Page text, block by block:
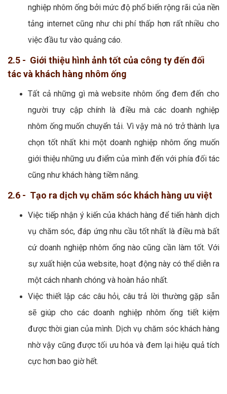
nghiệp nhôm ống bởi mức độ phổ biến rộng rãi của nền
tảng internet cũng như chi phí thấp hơn rất nhiều cho
việc đầu tư vào quảng cáo.
2.5 - Giới thiệu hình ảnh tốt của công ty đến đối
tác và khách hàng nhôm ống
Tất cả những gì mà website nhôm ống đem đến cho
người truy cập chính là điều mà các doanh nghiệp
nhôm ống muốn chuyển tải. Vì vậy mà nó trở thành lựa
chọn tốt nhất khi một doanh nghiệp nhôm ống muốn
giới thiệu những ưu điểm của mình đến với phía đối tác
cũng như khách hàng tiềm năng.
2.6 - Tạo ra dịch vụ chăm sóc khách hàng ưu việt
Việc tiếp nhận ý kiến của khách hàng để tiến hành dịch
vụ chăm sóc, đáp ứng nhu cầu tốt nhất là điều mà bất
cứ doanh nghiệp nhôm ống nào cũng cần làm tốt. Với
sự xuất hiện của website, hoạt động này có thể diễn ra
một cách nhanh chóng và hoàn hảo nhất.
Việc thiết lập các câu hỏi, câu trả lời thường gặp sẵn
sẽ giúp cho các doanh nghiệp nhôm ống tiết kiệm
được thời gian của mình. Dịch vụ chăm sóc khách hàng
nhờ vậy cũng được tối ưu hóa và đem lại hiệu quả tích
cực hơn bao giờ hết.